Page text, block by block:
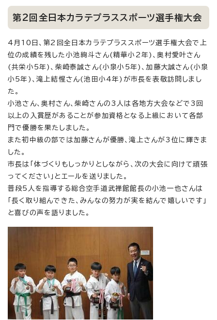
第2回全日本カラテプラススポーツ選手権大会
4月10日、第2回全日本カラテプラススポーツ選手権大会で上
位の成績を残した小池絢斗さん(精華小2年)、奥村愛叶さん
(共栄小5年)、柴崎泰誠さん(小泉小5年)、加藤大誠さん(小泉
小5年)、滝上結惺さん(池田小4年)が市長を表敬訪問しまし
た。
小池さん、奥村さん、柴崎さんの3人は各地方大会などで3回
以上の入賞歴があることが参加資格となる上級において各部
門で優勝を果たしました。
また初中級の部では加藤さんが優勝、滝上さんが3位に輝きま
した。
市長は「体づくりもしっかりとしながら、次の大会に向けて頑張
ってください」とエールを送りました。
普段5人を指導する総合空手道武禅館館長の小池一也さんは
「長く取り組んできた、みんなの努力が実を結んで嬉しいです」
と喜びの声を語りました。